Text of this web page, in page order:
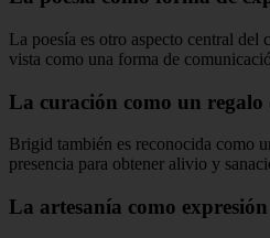
La poesía es otro aspecto central del
vista como una forma de
La curación como un
Brigid también es reconocida como
presencia para obtener alivio y
La artesanía como